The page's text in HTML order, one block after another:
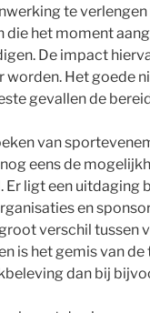
te
die het moment
De impact
worden. Het goede
gevallen de
van
eens de
Er ligt een uitdaging
en
verschil tussen
is het gemis van
dan bij